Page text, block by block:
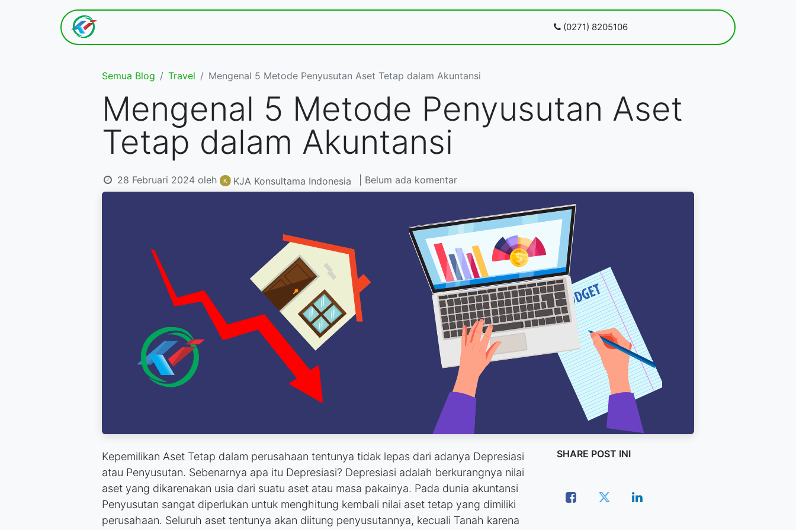
Blog Pendaftaran
(0271) 8205106
Semua Blog Travel Mengenal 5 Metode Penyusutan Aset Tetap dalam Akuntansi
Mengenal 5 Metode Penyusutan Aset
Tetap dalam Akuntansi
28 Februari 2024 oleh KJA Konsultama Indonesia | Belum ada komentar
Kepemilikan Aset Tetap dalam perusahaan tentunya tidak lepas dari adanya Depresiasi
atau Penyusutan. Sebenarnya apa itu Depresiasi? Depresiasi adalah berkurangnya nilai
aset yang dikarenakan usia dari suatu aset atau masa pakainya. Pada dunia akuntansi
Penyusutan sangat diperlukan untuk menghitung kembali nilai aset tetap yang dimiliki
perusahaan. Seluruh aset tentunya akan diitung penyusutannya, kecuali Tanah karena
SHARE POST INI